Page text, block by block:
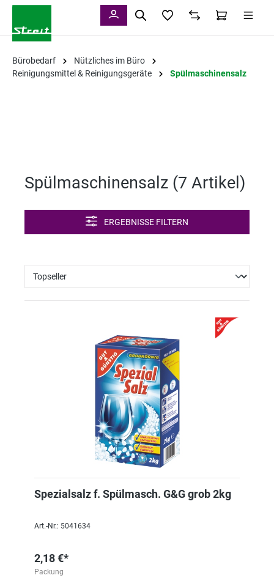
Bürobedarf
Nützliches im Büro
Reinigungsmittel & Reinigungsgeräte
Spülmaschinensalz
Spülmaschinensalz (7 Artikel )
ERGEBNISSE FILTERN
Spezialsalz f. Spülmasch. G&G grob 2kg
Art.-Nr.: 5041634
2,18 €*
Packung